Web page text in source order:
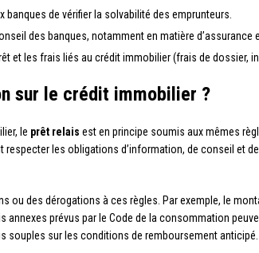
de vérifier la solvabilité des emprunteurs.
des banques, notamment en matière d’assurance
et les frais liés au crédit immobilier (frais de dossier,
sur le crédit immobilier ?
le prêt relais est en principe soumis aux mêmes
les obligations d’information, de conseil et
des dérogations à ces règles. Par exemple, le
prévus par le Code de la consommation
souples sur les conditions de remboursement anticipé.